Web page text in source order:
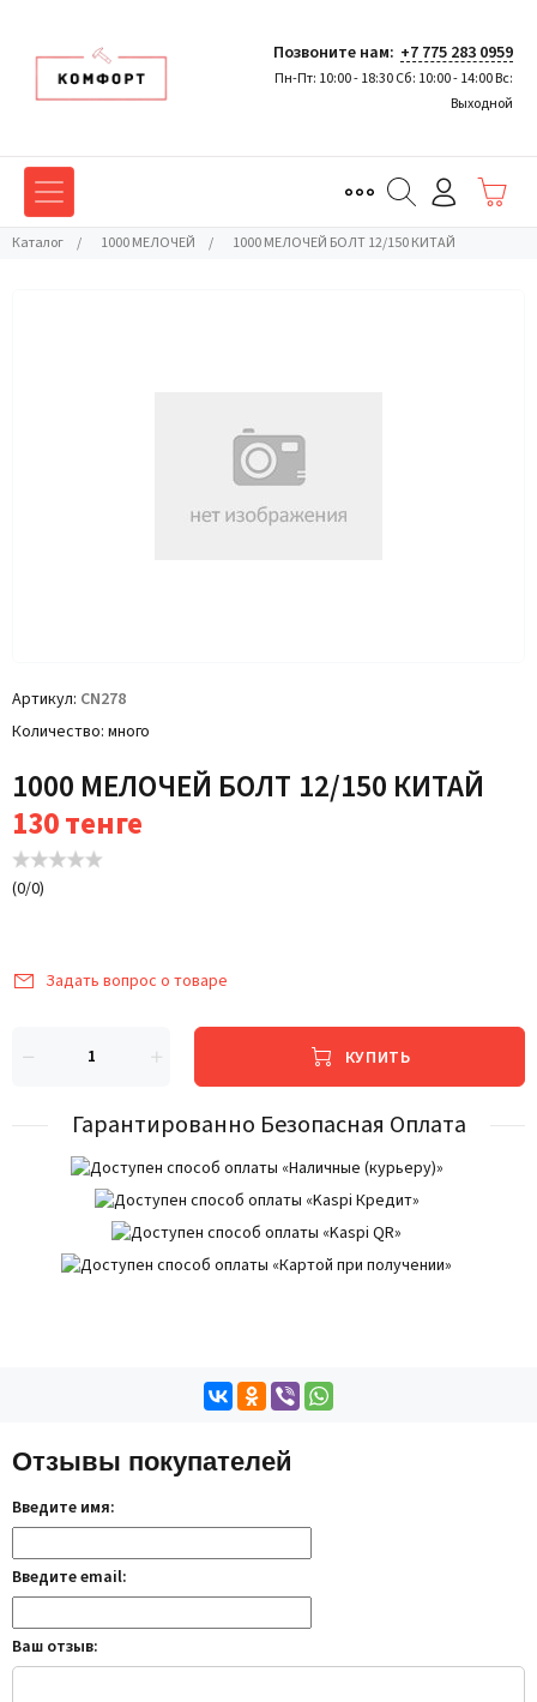
Позвоните нам: +7 775 283 0959
Пн-Пт: 10:00 - 18:30 Сб: 10:00 - 14:00 Вс:
Выходной
Каталог / 1000 МЕЛОЧЕЙ / 1000 МЕЛОЧЕЙ БОЛТ 12/150 КИТАЙ
Артикул CN278
Количество много
1000 МЕЛОЧЕЙ БОЛТ 12/150 КИТАЙ
130тенге
(0/0)
Задать вопрос о товаре
КУПИТЬ
Гарантированно Безопасная Оплата
Отзывы покупателей
Введите имя:
Введите email:
Ваш отзыв: